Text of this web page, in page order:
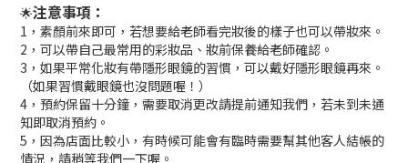
🌟注意事項：
1，素顏前來即可，若想要給老師看完妝後的樣子也可以帶妝來。
2，可以帶自己最常用的彩妝品、妝前保養給老師確認。
3，如果平常化妝有帶隱形眼鏡的習慣，可以戴好隱形眼鏡再來。
（如果習慣戴眼鏡也沒問題喔！）
4，預約保留十分鐘，需要取消更改請提前通知我們，若未到未通
知即取消預約。
5，因為店面比較小，有時候可能會有臨時需要幫其他客人結帳的
情況，請稍等我們一下喔。